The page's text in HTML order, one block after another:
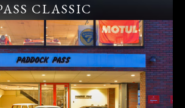
CLASSIC